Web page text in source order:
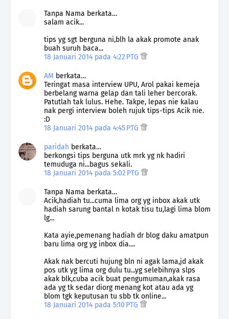
Tanpa Nama berkata…
salam acik...
tips yg sgt berguna ni,blh la akak promote anak
buah suruh baca...
18 Januari 2014 pada 4:22 PTG
AM berkata…
Teringat masa interview UPU, Arol pakai kemeja
berbelang warna gelap dan tali leher bercorak.
Patutlah tak lulus. Hehe. Takpe, lepas nie kalau
nak pergi interview boleh rujuk tips-tips Acik nie.
:D
18 Januari 2014 pada 4:45 PTG
paridah berkata…
berkongsi tips berguna utk mrk yg nk hadiri
temuduga ni...bagus sekali.
18 Januari 2014 pada 5:02 PTG
Tanpa Nama berkata…
Acik,hadiah tu...cuma lima org yg inbox akak utk
hadiah sarung bantal n kotak tisu tu,lagi lima blom
lg...
Kata ayie,pemenang hadiah dr blog daku amatpun
baru lima org yg inbox dia....
Akak nak bercuti hujung bln ni agak lama,jd akak
pos utk yg lima org dulu tu...yg selebihnya slps
akak blk,cuba acik buat pengumuman,akak rasa
ada yg tk sedar diorg menang kot atau ada yg
blom tgk keputusan tu sbb tk online...
18 Januari 2014 pada 5:10 PTG